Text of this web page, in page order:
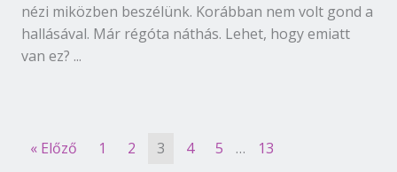
nézi miközben beszélünk. Korábban nem volt gond a
hallásával. Már régóta náthás. Lehet, hogy emiatt
van ez? ...
« Előző 1 2 3 4 5 …
13